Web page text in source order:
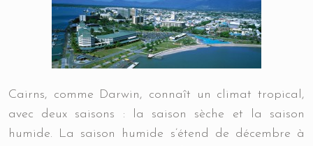
Cairns, comme Darwin, connaît un climat tropical,
avec deux saisons : la saison sèche et la saison
humide. La saison humide s’étend de décembre à